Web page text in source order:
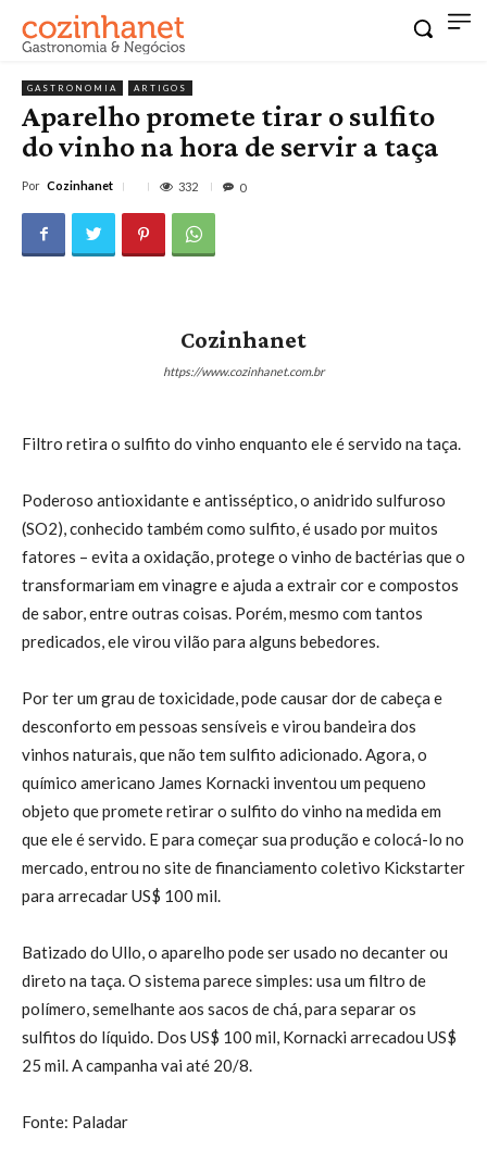
GASTRONOMIA ARTIGOS
Aparelho promete tirar o sulfito
do vinho na hora de servir a taça
Por Cozinhanet 332 0
Cozinhanet
https://www.cozinhanet.com.br
Filtro retira o sulfito do vinho enquanto ele é servido na taça.
Poderoso antioxidante e antisséptico, o anidrido sulfuroso
(SO2), conhecido também como sulfito, é usado por muitos
fatores – evita a oxidação, protege o vinho de bactérias que o
transformariam em vinagre e ajuda a extrair cor e compostos
de sabor, entre outras coisas. Porém, mesmo com tantos
predicados, ele virou vilão para alguns bebedores.
Por ter um grau de toxicidade, pode causar dor de cabeça e
desconforto em pessoas sensíveis e virou bandeira dos
vinhos naturais, que não tem sulfito adicionado. Agora, o
químico americano James Kornacki inventou um pequeno
objeto que promete retirar o sulfito do vinho na medida em
que ele é servido. E para começar sua produção e colocá-lo no
mercado, entrou no site de financiamento coletivo Kickstarter
para arrecadar US$ 100 mil.
Batizado do Ullo, o aparelho pode ser usado no decanter ou
direto na taça. O sistema parece simples: usa um filtro de
polímero, semelhante aos sacos de chá, para separar os
sulfitos do líquido. Dos US$ 100 mil, Kornacki arrecadou US$
25 mil. A campanha vai até 20/8.
Fonte: Paladar